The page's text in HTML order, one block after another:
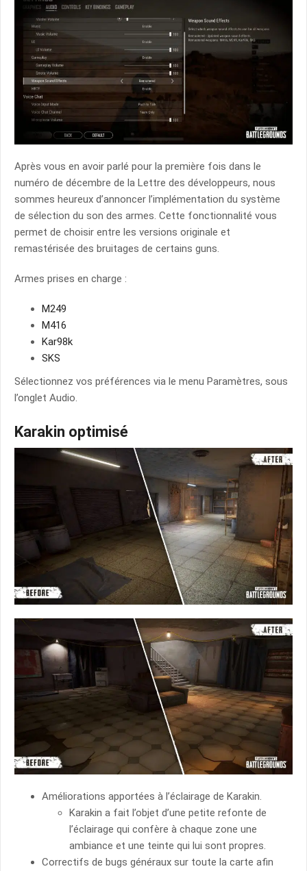
Après vous en avoir parlé pour la première fois dans le
numéro de décembre de la Lettre des développeurs, nous
sommes heureux d’annoncer l’implémentation du système
de sélection du son des armes. Cette fonctionnalité vous
permet de choisir entre les versions originale et
remastérisée des bruitages de certains guns.
Armes prises en charge :
M249
M416
Kar98k
SKS
Sélectionnez vos préférences via le menu Paramètres, sous
l’onglet Audio.
Karakin optimisé
Améliorations apportées à l’éclairage de Karakin.
Karakin a fait l’objet d’une petite refonte de
l’éclairage qui confère à chaque zone une
ambiance et une teinte qui lui sont propres.
Correctifs de bugs généraux sur toute la carte afin